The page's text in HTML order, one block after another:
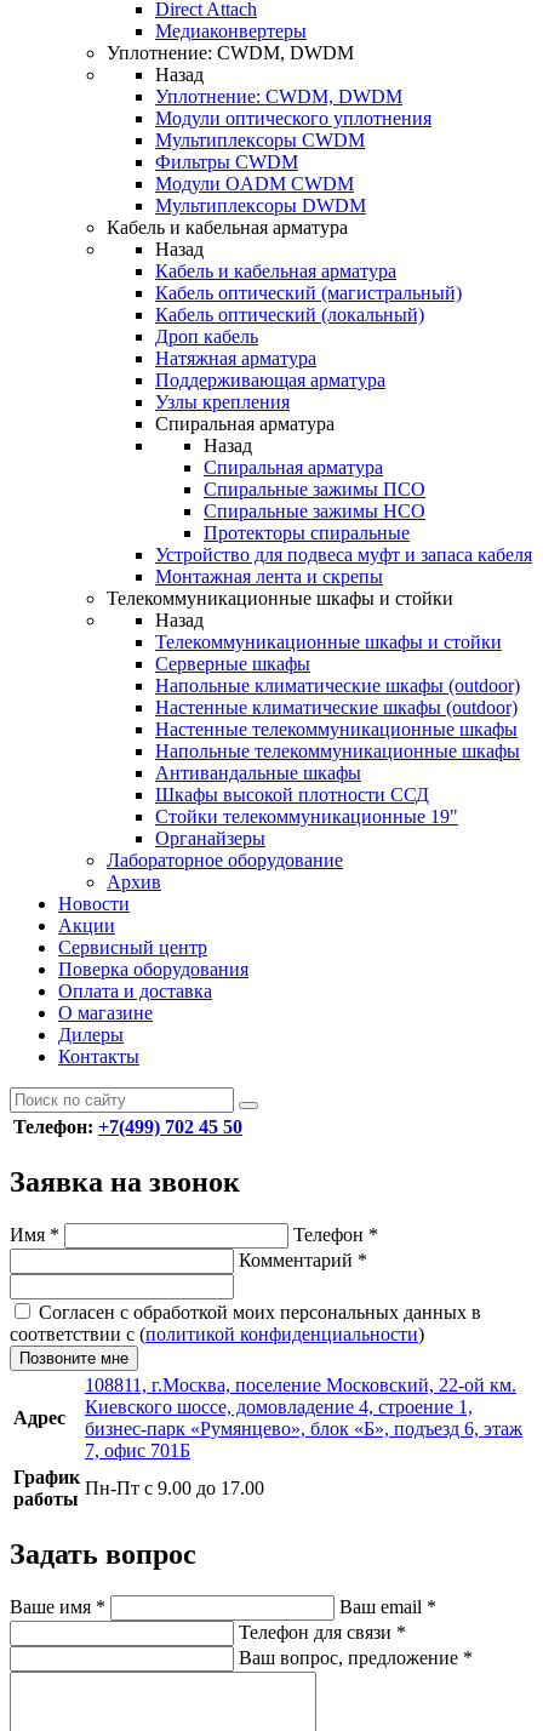
Direct Attach
Медиаконвертеры
Уплотнение: CWDM, DWDM
Назад
Уплотнение: CWDM, DWDM
Модули оптического уплотнения
Мультиплексоры CWDM
Фильтры CWDM
Модули OADM CWDM
Мультиплексоры DWDM
Кабель и кабельная арматура
Назад
Кабель и кабельная арматура
Кабель оптический (магистральный)
Кабель оптический (локальный)
Дроп кабель
Натяжная арматура
Поддерживающая арматура
Узлы крепления
Спиральная арматура
Назад
Спиральная арматура
Спиральные зажимы ПСО
Спиральные зажимы НСО
Протекторы спиральные
Устройство для подвеса муфт и запаса кабеля
Монтажная лента и скрепы
Телекоммуникационные шкафы и стойки
Назад
Телекоммуникационные шкафы и стойки
Серверные шкафы
Напольные климатические шкафы (outdoor)
Настенные климатические шкафы (outdoor)
Настенные телекоммуникационные шкафы
Напольные телекоммуникационные шкафы
Антивандальные шкафы
Шкафы высокой плотности ССД
Стойки телекоммуникационные 19"
Органайзеры
Лабораторное оборудование
Архив
Новости
Акции
Сервисный центр
Поверка оборудования
Оплата и доставка
О магазине
Дилеры
Контакты
Телефон: +7(499) 702 45 50
Заявка на звонок
Имя * Телефон *
Комментарий *
Согласен с обработкой моих персональных данных в
соответствии с (политикой конфиденциальности)
Позвоните мне
Адрес
108811, г.Москва, поселение Московский, 22-ой км.
Киевского шоссе, домовладение 4, строение 1,
бизнес-парк «Румянцево», блок «Б», подъезд 6, этаж
7, офис 701Б
График
работы
Пн-Пт с 9.00 до 17.00
Задать вопрос
Ваше имя * Ваш email *
Телефон для связи *
Ваш вопрос, предложение *